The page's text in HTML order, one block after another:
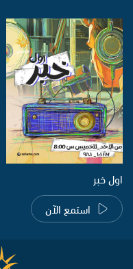
اول خبر
استمع الآن